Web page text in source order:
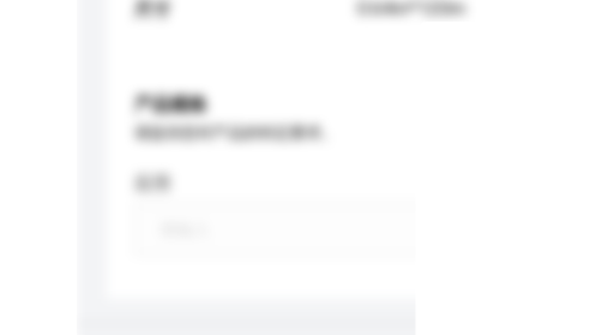
0.64m*120m
产品规格